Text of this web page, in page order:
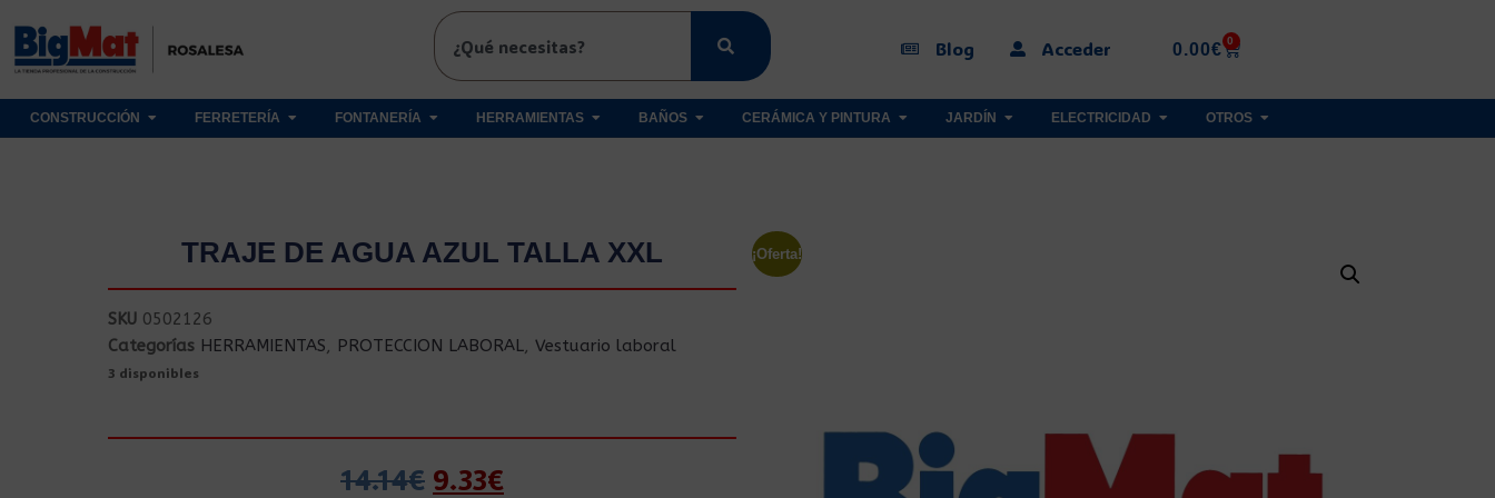
Blog Acceder 0.00€ 0
CONSTRUCCIÓN FERRETERÍA FONTANERÍA HERRAMIENTAS BAÑOS CERÁMICA Y PINTURA JARDÍN ELECTRICIDAD OTROS
TRAJE DE AGUA AZUL TALLA XXL
SKU 0502126
Categorías HERRAMIENTAS, PROTECCION LABORAL, Vestuario laboral
3 disponibles
14.14€ 9.33€
¡Oferta!